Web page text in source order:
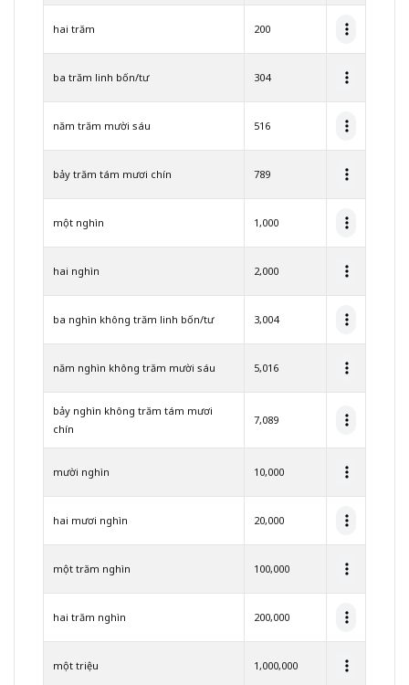
質問
です
4
その
「ロ
アン
トナ
ム語
座」
で全
きま
4.1
動で
け
人生
を変
えら
れ
る。
4.2
しか
今だ
け３
典付
き
hai trăm 200
ba trăm linh bốn/tư 304
năm trăm mười sáu 516
bảy trăm tám mươi chín 789
một nghìn 1,000
hai nghìn 2,000
ba nghìn không trăm linh bốn/tư 3,004
năm nghìn không trăm mười sáu 5,016
bảy nghìn không trăm tám mươi
chín
7,089
mười nghìn 10,000
hai mươi nghìn 20,000
một trăm nghìn 100,000
hai trăm nghìn 200,000
một triệu 1,000,000